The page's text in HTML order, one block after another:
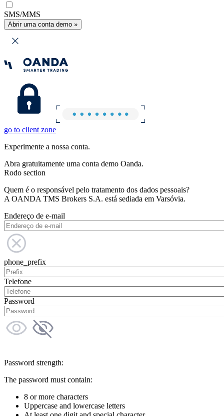
SMS/MMS
Abrir uma conta demo »
go to client zone
Experimente a nossa conta.
Abra gratuitamente uma conta demo Oanda.
Rodo section
Quem é o responsável pelo tratamento dos dados pessoais?
A OANDA TMS Brokers S.A. está sediada em Varsóvia.
Endereço de e-mail
phone_prefix
Telefone
Password
Password strength:
The password must contain:
8 or more characters
Uppercase and lowercase letters